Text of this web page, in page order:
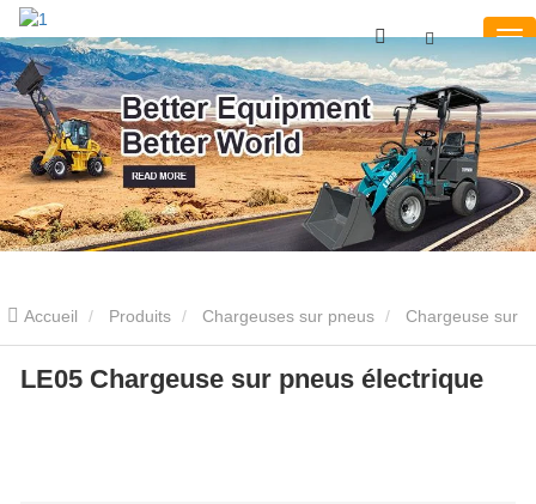
Accueil Produits Chargeuses sur pneus Chargeuse sur
pneus électrique LE05 Chargeuse sur pneus électrique
LE05 Chargeuse sur pneus électrique